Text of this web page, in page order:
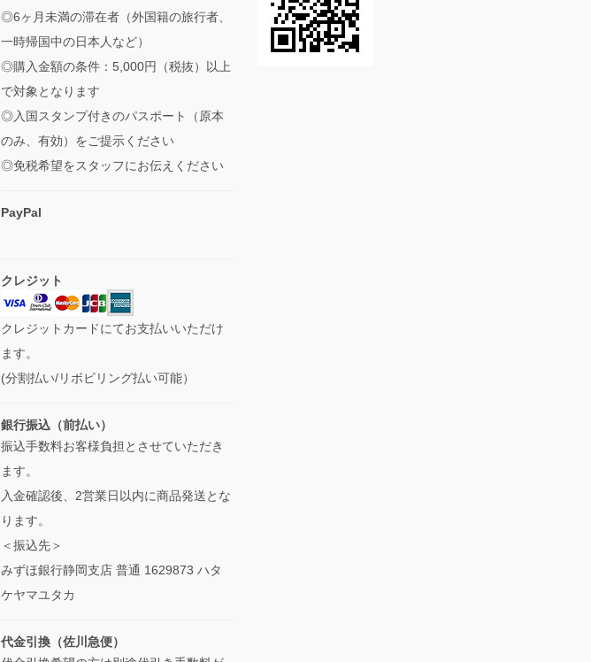
◎6ヶ月未満の滞在者（外国籍の旅行者、
一時帰国中の日本人など）
◎購入金額の条件：5,000円（税抜）以上
で対象となります
◎入国スタンプ付きのパスポート（原本
のみ、有効）をご提示ください
◎免税希望をスタッフにお伝えください
PayPal
クレジット
クレジットカードにてお支払いいただけ
ます。
(分割払い/リボビリング払い可能）
銀行振込（前払い）
振込手数料お客様負担とさせていただき
ます。
入金確認後、2営業日以内に商品発送とな
ります。
＜振込先＞
みずほ銀行静岡支店 普通 1629873 ハタ
ケヤマユタカ
代金引換（佐川急便）